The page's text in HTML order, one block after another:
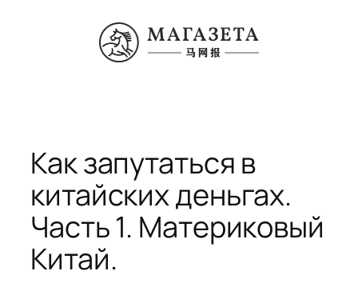
содержимому
Как запутаться в
китайских деньгах.
Часть 1. Материковый
Китай.